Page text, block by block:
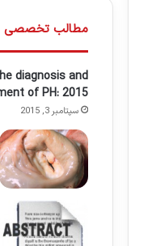
مطالب تخصصی
diagnosis and
of PH: 2015
سپتامبر 3, 2015